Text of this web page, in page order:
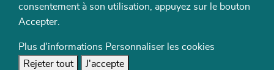
consentement à son utilisation, appuyez sur le bouton
Accepter.
Plus d'informations Personnaliser les cookies
Rejeter tout
J'accepte